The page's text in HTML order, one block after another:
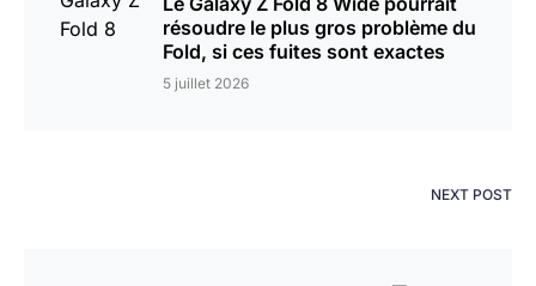
résoudre le plus gros problème du
Fold, si ces fuites sont exactes
5 juillet 2026
NEXT POST